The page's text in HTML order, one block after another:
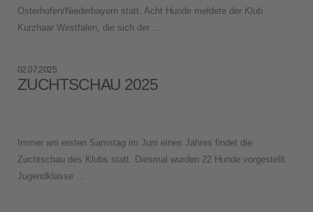
Osterhofen/Niederbayern statt. Acht Hunde meldete der Klub
Kurzhaar Westfalen, die sich der ...
02.07.2025
ZUCHTSCHAU 2025
Immer am ersten Samstag im Juni eines Jahres findet die
Zuchtschau des Klubs statt. Diesmal wurden 22 Hunde vorgestellt.
Jugendklasse ...